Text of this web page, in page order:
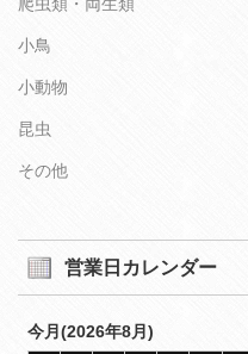
小鳥
小動物
昆虫
その他
営業日カレンダー
今月(2026年8月)